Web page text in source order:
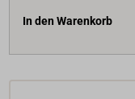
In den Warenkorb